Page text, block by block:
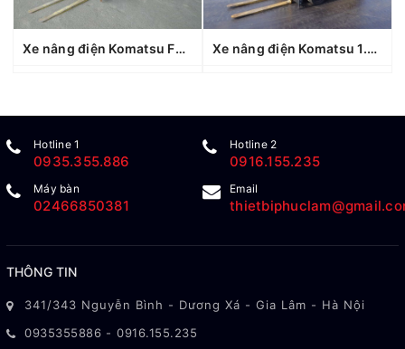
Xe nâng điện Komatsu FB15EX-11 (812073), sản xuất năm 2006 Xe nâng điện Komatsu 1.5 tấn FB15-12 (857067), sản xuất năm 2021
Hotline 1
0935.355.886
Hotline 2
0916.155.235
Máy bàn
02466850381
Email
THÔNG TIN
341/343 Nguyễn Bình - Dương Xá - Gia Lâm - Hà Nội
0935355886 - 0916.155.235